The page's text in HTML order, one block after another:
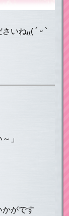
いね₍₍( ´ ᵕ `
」
かがです